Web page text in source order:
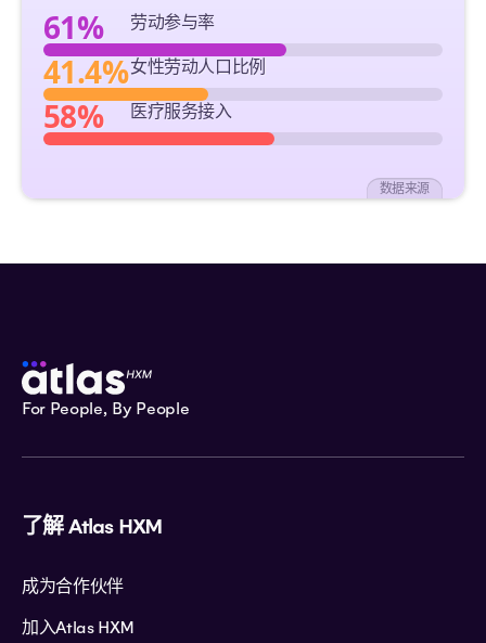
61% 劳动参与率
41.4%女性劳动人口比例
58% 医疗服务接入
数据来源
For People, By People
了解 Atlas HXM
成为合作伙伴
加入Atlas HXM